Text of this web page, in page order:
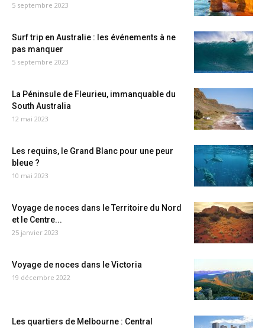
5 septembre 2023
Surf trip en Australie : les événements à ne
pas manquer
5 septembre 2023
La Péninsule de Fleurieu, immanquable du
South Australia
12 mai 2023
Les requins, le Grand Blanc pour une peur
bleue ?
10 mai 2023
Voyage de noces dans le Territoire du Nord
et le Centre...
25 janvier 2023
Voyage de noces dans le Victoria
19 décembre 2022
Les quartiers de Melbourne : Central